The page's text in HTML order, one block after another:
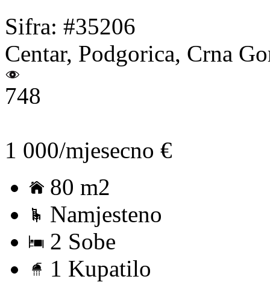
Sifra: #35206
Centar, Podgorica, Crna
748
1 000/mjesecno €
80 m2
Namjesteno
2 Sobe
1 Kupatilo